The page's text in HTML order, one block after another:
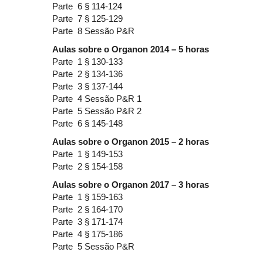
Parte 6 § 114-124
Parte 7 § 125-129
Parte 8 Sessão P&R
Aulas sobre o Organon 2014 – 5 horas
Parte 1 § 130-133
Parte 2 § 134-136
Parte 3 § 137-144
Parte 4 Sessão P&R 1
Parte 5 Sessão P&R 2
Parte 6 § 145-148
Aulas sobre o Organon 2015 – 2 horas
Parte 1 § 149-153
Parte 2 § 154-158
Aulas sobre o Organon 2017 – 3 horas
Parte 1 § 159-163
Parte 2 § 164-170
Parte 3 § 171-174
Parte 4 § 175-186
Parte 5 Sessão P&R